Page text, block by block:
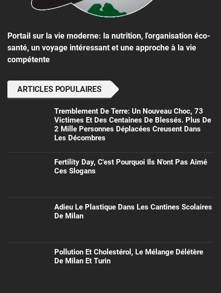
Portail sur la vie moderne: la nutrition, l'organisation éco-
santé, un voyage intéressant et une approche à la vie
compétente
ARTICLES POPULAIRES
Tremblement De Terre: Un Nouveau Choc, 73
Victimes Et Des Centaines De Blessés. Plus De
2 Mille Personnes Déplacées Creusent Dans
Les Décombres
Fertility Day, C'est Pourquoi Ils N'ont Pas Aimé
Ces Slogans
Adieu Le Plastique Dans Les Cantines Scolaires
De Milan
Pollution Et Cholestérol, Le Mélange Délétère
De Milan Et Turin